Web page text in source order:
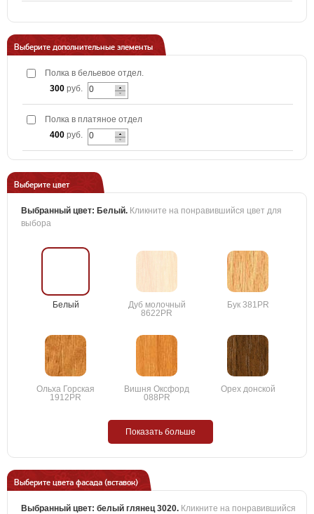
Выберите дополнительные элементы
Полка в бельевое отдел.
300 руб.
Полка в платяное отдел
400 руб.
Выберите цвет
Выбранный цвет: Белый. Кликните на понравившийся цвет для
выбора
Белый
Дуб молочный
8622PR
Бук 381PR
Ольха Горская
1912PR
Вишня Оксфорд
088PR
Орех донской
Показать больше
Выберите цвета фасада (вставок)
Выбранный цвет: белый глянец 3020. Кликните на понравившийся